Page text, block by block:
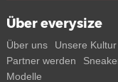
Über everysize
Über uns Unsere Kultur
Partner werden
Modelle